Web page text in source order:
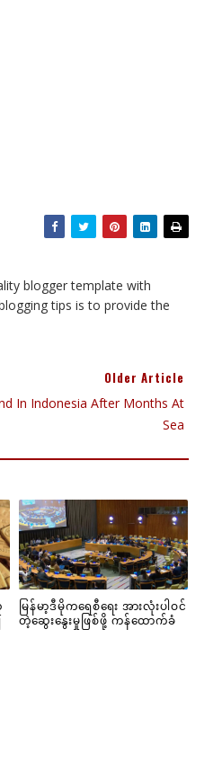
blogger template with
tips is to provide the
Older Article
In Indonesia After Months At
Sea
မြန်မာ့ဒီမိုကရေစီရေး အားလုံးပါဝင်
တဲ့ဆွေးနွေးမှုဖြစ်ဖို့ ကန်ထောက်ခံ